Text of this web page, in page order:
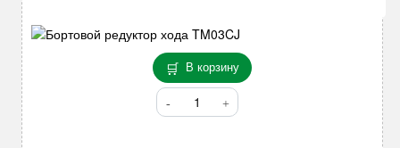
AS223
В корзину
Количество
товара